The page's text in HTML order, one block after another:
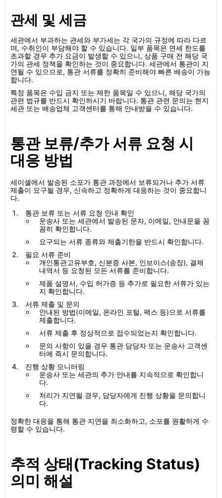
관세 및 세금
세관에서 부과하는 관세와 부가세는 각 국가의 규정에 따라 다르
며, 수취인이 부담해야 할 수 있습니다. 일부 품목은 면세 한도를
초과할 경우 추가 요금이 발생할 수 있으니, 상품 구매 전 해당 국
가의 관세 정책을 확인하는 것이 중요합니다. 세관에서 통관이 지
연될 수 있으므로, 통관 서류를 정확히 준비해야 빠른 배송이 가능
합니다.
특정 품목은 수입 금지 또는 제한 품목일 수 있으니, 해당 국가의
관련 법규를 반드시 확인하시기 바랍니다. 통관 관련 문의는 현지
세관 또는 배송업체 고객센터를 통해 안내받을 수 있습니다.
통관 보류/추가 서류 요청 시
대응 방법
세이셸에서 발송된 소포가 통관 과정에서 보류되거나 추가 서류
제출이 요구될 경우, 신속하고 정확하게 대응하는 것이 중요합니
다.
통관 보류 또는 서류 요청 안내 확인
운송사 또는 세관에서 발송된 문자, 이메일, 안내문을 꼼
꼼히 확인합니다.
요구되는 서류 종류와 제출기한을 반드시 확인합니다.
필요 서류 준비
개인통관고유부호, 신분증 사본, 인보이스(송장), 결제
내역서 등 요청된 모든 서류를 준비합니다.
제품 설명서, 수입 허가증 등 추가로 필요한 서류가 있는
지 확인합니다.
서류 제출 및 문의
안내된 방법(이메일, 온라인 포털, 팩스 등)으로 서류를
제출합니다.
서류 제출 후 정상적으로 접수되었는지 확인합니다.
문의 사항이 있을 경우 통관 담당자 또는 운송사 고객센
터에 즉시 문의합니다.
진행 상황 모니터링
운송사 또는 세관의 추가 안내를 지속적으로 확인합니
다.
처리가 지연될 경우, 담당자에게 진행 상황을 문의합니
다.
정확한 대응을 통해 통관 지연을 최소화하고, 소포를 원활하게 수
령할 수 있습니다.
추적 상태(Tracking Status)
의미 해설